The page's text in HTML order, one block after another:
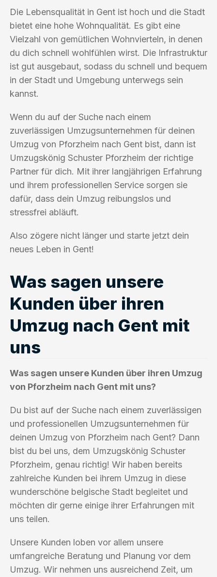
Die Lebensqualität in Gent ist hoch und die Stadt
bietet eine hohe Wohnqualität. Es gibt eine
Vielzahl von gemütlichen Wohnvierteln, in denen
du dich schnell wohlfühlen wirst. Die Infrastruktur
ist gut ausgebaut, sodass du schnell und bequem
in der Stadt und Umgebung unterwegs sein
kannst.
Wenn du auf der Suche nach einem
zuverlässigen Umzugsunternehmen für deinen
Umzug von Pforzheim nach Gent bist, dann ist
Umzugskönig Schuster Pforzheim der richtige
Partner für dich. Mit ihrer langjährigen Erfahrung
und ihrem professionellen Service sorgen sie
dafür, dass dein Umzug reibungslos und
stressfrei abläuft.
Also zögere nicht länger und starte jetzt dein
neues Leben in Gent!
Was sagen unsere
Kunden über ihren
Umzug nach Gent mit
uns
Was sagen unsere Kunden über ihren Umzug
von Pforzheim nach Gent mit uns?
Du bist auf der Suche nach einem zuverlässigen
und professionellen Umzugsunternehmen für
deinen Umzug von Pforzheim nach Gent? Dann
bist du bei uns, dem Umzugskönig Schuster
Pforzheim, genau richtig! Wir haben bereits
zahlreiche Kunden bei ihrem Umzug in diese
wunderschöne belgische Stadt begleitet und
möchten dir gerne einige ihrer Erfahrungen mit
uns teilen.
Unsere Kunden loben vor allem unsere
umfangreiche Beratung und Planung vor dem
Umzug. Wir nehmen uns ausreichend Zeit, um